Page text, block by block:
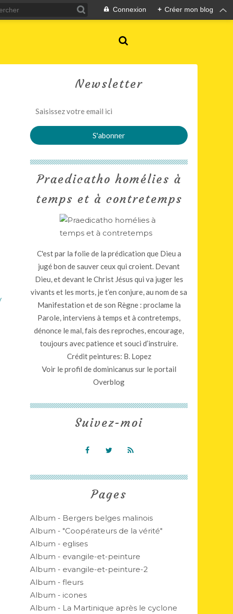
Connexion + Créer mon blog
Newsletter
Pages
Album - Bergers belges malinois
Album - "Coopérateurs de la vérité"
Album - eglises
Album - evangile-et-peinture
Album - evangile-et-peinture-2
Album - fleurs
Album - icones
Album - La Martinique après le cyclone
Praedicatho homélies à
temps et à contretemps
C'est par la folie de la prédication que Dieu a
jugé bon de sauver ceux qui croient. Devant
Dieu, et devant le Christ Jésus qui va juger les
vivants et les morts, je t’en conjure, au nom de sa
Manifestation et de son Règne : proclame la
Parole, interviens à temps et à contretemps,
dénonce le mal, fais des reproches, encourage,
toujours avec patience et souci d’instruire.
Crédit peintures: B. Lopez
Voir le profil dedominicanus sur le portail
Overblog
Suivez-moi